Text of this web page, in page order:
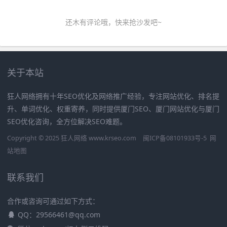
还木有评论哦，快来抢沙发吧~
关于本站
狂人网络拥有十年SEO优化及网络推广经验，专注网站优化、排名提
升、单词优化、权重寄养，同时提供厦门SEO、厦门网站优化与厦门
SEO优化咨询，全方位解决SEO难题。
Copyright © 2025 狂人网络 www.krseo.com 闽ICP备08101933号-5 网
站地图
联系我们
合作或咨询可通过如下方式：
QQ：29566461@qq.com